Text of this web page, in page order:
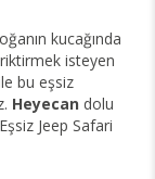
kucağında
isteyen
bu eşsiz
Heyecan dolu
Jeep Safari